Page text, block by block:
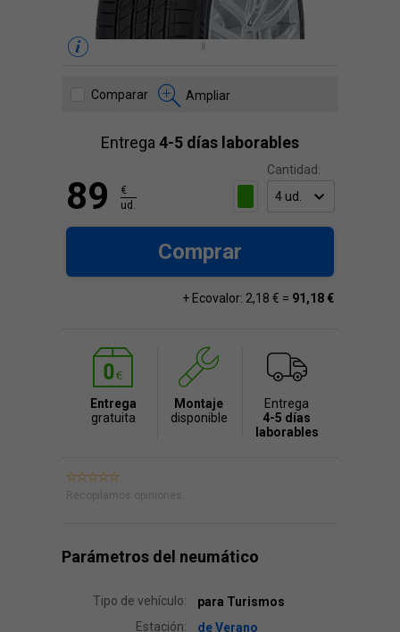
Comparar Ampliar
Entrega 4-5 días laborables
Cantidad:
89
€
ud.
Comprar
+ Ecovalor: 2,18 € = 91,18 €
Entrega
gratuita
Montaje
disponible
Entrega
4-5 días
laborables
Recopilamos opiniones.
Parámetros del neumático
Tipo de vehículo:
para Turismos
Estación:
de Verano